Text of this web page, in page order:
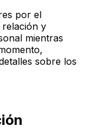
por el
y
mientras
sobre los